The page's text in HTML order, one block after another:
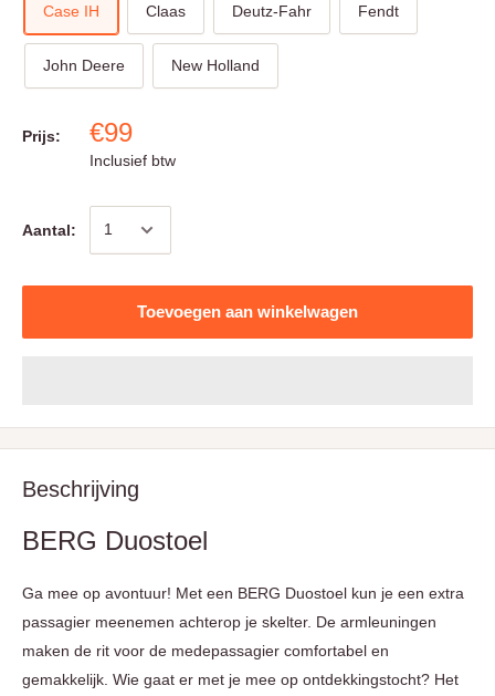
Case IH Claas Deutz-Fahr Fendt
John Deere New Holland
Prijs: €99
Inclusief btw
Aantal:
Toevoegen aan winkelwagen
Beschrijving
BERG Duostoel
Ga mee op avontuur! Met een BERG Duostoel kun je een extra
passagier meenemen achterop je skelter. De armleuningen
maken de rit voor de medepassagier comfortabel en
gemakkelijk. Wie gaat er met je mee op ontdekkingstocht? Het